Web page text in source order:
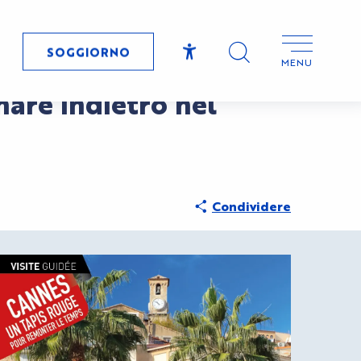
SOGGIORNO
AccessibilitéMENU
indietro nel
Condividere